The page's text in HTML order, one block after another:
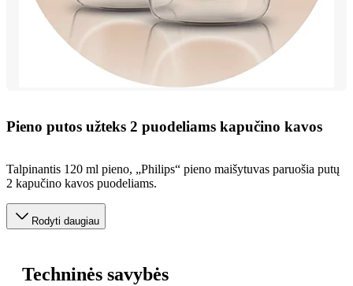
Pieno putos užteks 2 puodeliams kapučino kavos
Talpinantis 120 ml pieno, „Philips“ pieno maišytuvas paruošia putų
2 kapučino kavos puodeliams.
Rodyti daugiau
Techninės savybės